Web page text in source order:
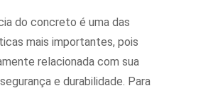
do concreto é uma das
mais importantes, pois
relacionada com sua
e durabilidade. Para